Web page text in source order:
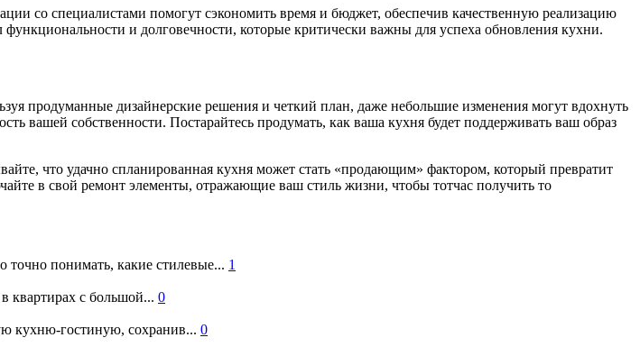
со специалистами помогут сэкономить время и бюджет, обеспечив качественную реализацию
и долговечности, которые критически важны для успеха обновления кухни.
продуманные дизайнерские решения и четкий план, даже небольшие изменения могут вдохнуть
вашей собственности. Постарайтесь продумать, как ваша кухня будет поддерживать ваш образ
что удачно спланированная кухня может стать «продающим» фактором, который превратит
в свой ремонт элементы, отражающие ваш стиль жизни, чтобы тотчас получить то
точно понимать, какие стилевые... 1
квартирах с большой... 0
кухню-гостиную, сохранив... 0